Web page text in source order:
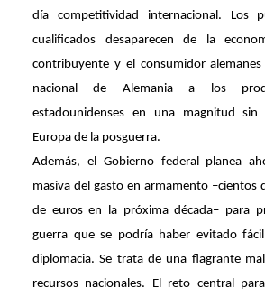
día competitividad internacional. Los
cualificados desaparecen de la
contribuyente y el consumidor
nacional de Alemania a los
estadounidenses en una magnitud sin
Europa de la posguerra.
Además, el Gobierno federal planea
masiva del gasto en armamento –cientos
de euros en la próxima década– para
guerra que se podría haber evitado
diplomacia. Se trata de una flagrante
recursos nacionales. El reto central